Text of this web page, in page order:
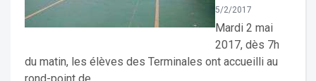
5/2/2017
Mardi 2 mai
2017, dès 7h
du matin, les élèves des Terminales ont accueilli au